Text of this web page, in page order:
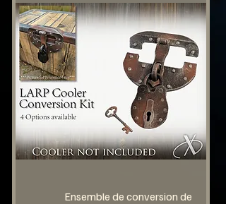
Ensemble de conversion de